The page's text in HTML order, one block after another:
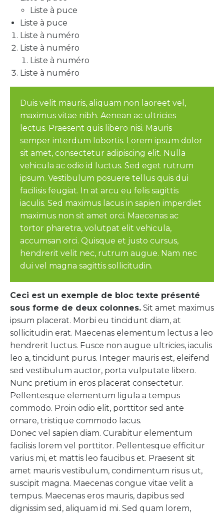
Liste à puce
Liste à puce
Liste à numéro
Liste à numéro
Liste à numéro
Liste à numéro
Duis velit mauris, aliquam non laoreet vel,
maximus vitae nibh. Aenean ac ultricies
lectus. Praesent quis libero nisi. Mauris
semper interdum lobortis. Lorem ipsum dolor
sit amet, consectetur adipiscing elit. Nulla
vehicula ac odio id luctus. Sed eget rutrum
ipsum. Vestibulum posuere tellus quis dui
facilisis feugiat. In at arcu eu felis sagittis
iaculis. Sed maximus lacus in sapien imperdiet
maximus non sit amet orci. Maecenas ac
tortor pharetra, volutpat elit vehicula,
accumsan orci. Quisque et justo cursus,
hendrerit velit nec, rutrum augue. Nam nec
dui vel magna sagittis sollicitudin.
Ceci est un exemple de bloc texte présenté
sous forme de deux colonnes. Sit amet maximus
ipsum placerat. Morbi eu tincidunt diam, at
sollicitudin erat. Maecenas elementum lectus a leo
hendrerit luctus. Fusce non augue ultricies, iaculis
leo a, tincidunt purus. Integer mauris est, eleifend
sed vestibulum auctor, porta vulputate libero.
Nunc pretium in eros placerat consectetur.
Pellentesque elementum ligula a tempus
commodo. Proin odio elit, porttitor sed ante
ornare, tristique commodo lacus.
Donec vel sapien diam. Curabitur elementum
facilisis lorem vel porttitor. Pellentesque efficitur
varius mi, et mattis leo faucibus et. Praesent sit
amet mauris vestibulum, condimentum risus ut,
suscipit magna. Maecenas congue vitae velit a
tempus. Maecenas eros mauris, dapibus sed
dignissim sed, aliquam id mi. Sed quam lorem,